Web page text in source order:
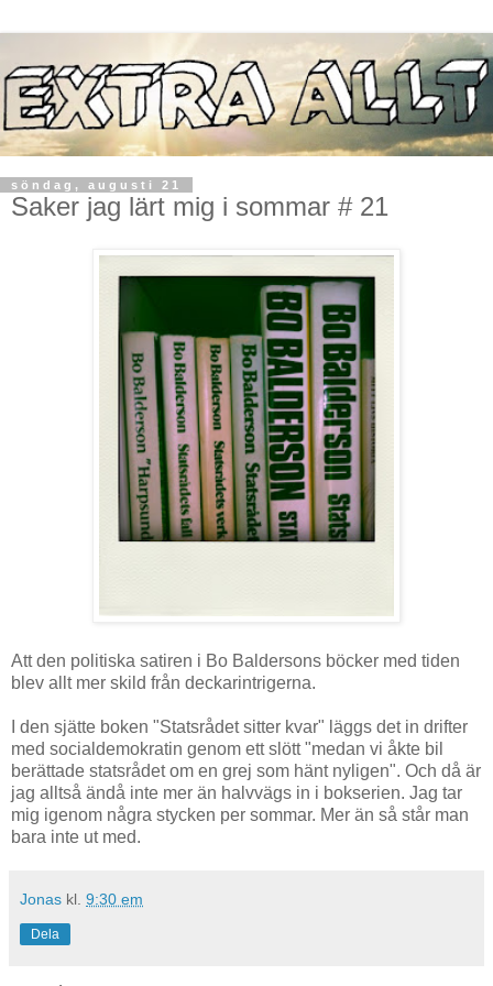
söndag, augusti 21
Saker jag lärt mig i sommar # 21
Att den politiska satiren i Bo Baldersons böcker med tiden
blev allt mer skild från deckarintrigerna.
I den sjätte boken "Statsrådet sitter kvar" läggs det in drifter
med socialdemokratin genom ett slött "medan vi åkte bil
berättade statsrådet om en grej som hänt nyligen". Och då är
jag alltså ändå inte mer än halvvägs in i bokserien. Jag tar
mig igenom några stycken per sommar. Mer än så står man
bara inte ut med.
Jonas kl. 9:30 em
Dela